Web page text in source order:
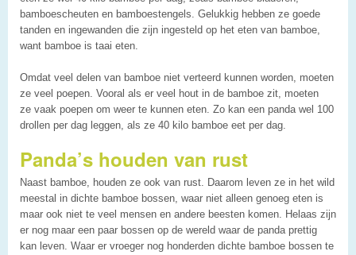
bamboescheuten en bamboestengels. Gelukkig hebben ze goede
tanden en ingewanden die zijn ingesteld op het eten van bamboe,
want bamboe is taai eten.
Omdat veel delen van bamboe niet verteerd kunnen worden, moeten
ze veel poepen. Vooral als er veel hout in de bamboe zit, moeten
ze vaak poepen om weer te kunnen eten. Zo kan een panda wel 100
drollen per dag leggen, als ze 40 kilo bamboe eet per dag.
Panda’s houden van rust
Naast bamboe, houden ze ook van rust. Daarom leven ze in het wild
meestal in dichte bamboe bossen, waar niet alleen genoeg eten is
maar ook niet te veel mensen en andere beesten komen. Helaas zijn
er nog maar een paar bossen op de wereld waar de panda prettig
kan leven. Waar er vroeger nog honderden dichte bamboe bossen te